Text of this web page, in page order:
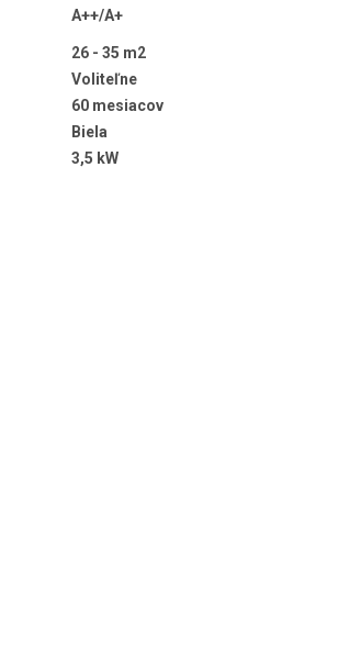
A++/A+
26 - 35 m2
Voliteľne
60 mesiacov
Biela
3,5 kW